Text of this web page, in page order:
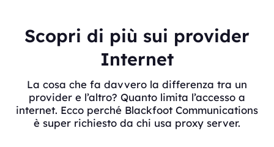
Scopri di più sui provider
Internet
La cosa che fa davvero la differenza tra un
provider e l’altro? Quanto limita l’accesso a
internet. Ecco perché Blackfoot Communications
è super richiesto da chi usa proxy server.